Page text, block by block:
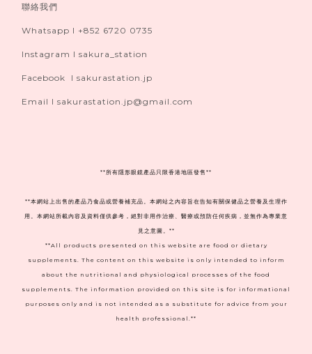
聯絡我們
Whatsapp I +852 6720 0735
Instagram I sakura_station
Facebook I sakurastation.jp
Email I sakurastation.jp@gmail.com
** 所有隱形眼鏡產品只限香港地區發售**
**本網站上出售的產品乃食品或營養補充品。本網站之內容旨在告知有關保健品之營養及生理作
用。本網站所載內容及資料僅供參考，絕對非用作治療、醫療或預防任何疾病，並無作為專業意
見之意圖。**
**All products presented on this website are food or dietary
supplements. The content on this website is only intended to inform
about the nutritional and physiological processes of the food
supplements. The information provided on this site is for informational
purposes only and is not intended as a substitute for advice from your
health professional.**